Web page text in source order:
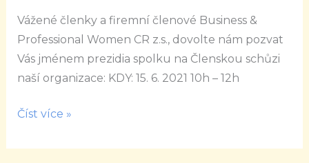
Vážené členky a firemní členové Business &
Professional Women CR z.s., dovolte nám pozvat
Vás jménem prezidia spolku na Členskou schůzi
naší organizace: KDY: 15. 6. 2021 10h – 12h
BPWCR
2021
Číst více »